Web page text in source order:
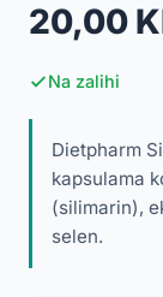
20,00
Na zalihi
Dietpharm
kapsulama
(silimarin),
selen.